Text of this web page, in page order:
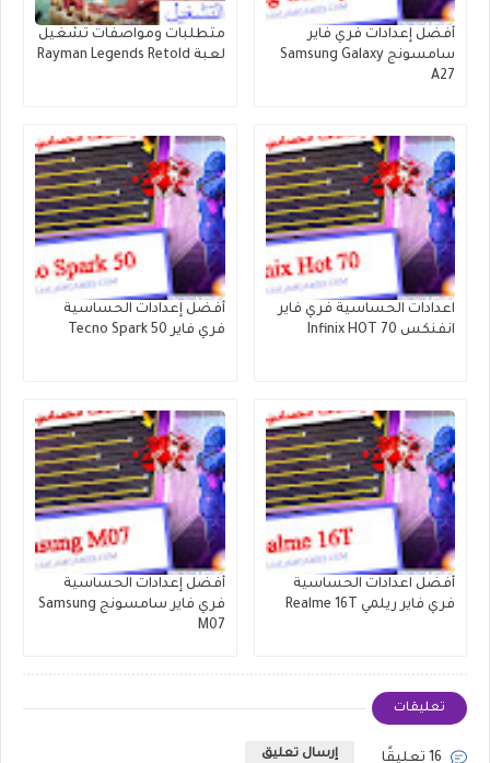
أفضل إعدادات فري فاير
سامسونج Samsung Galaxy
A27
متطلبات ومواصفات تشغيل
لعبة Rayman Legends Retold
اعدادات الحساسية فري فاير
انفنكس Infinix HOT 70
أفضل إعدادات الحساسية
فري فاير Tecno Spark 50
أفضل اعدادات الحساسية
فري فاير ريلمي Realme 16T
أفضل إعدادات الحساسية
فري فاير سامسونج Samsung
M07
تعليقات
إرسال تعليق